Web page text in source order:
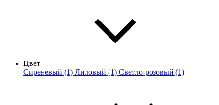
Цвет
Сиреневый (1) Лиловый (1) Светло-розовый (1)